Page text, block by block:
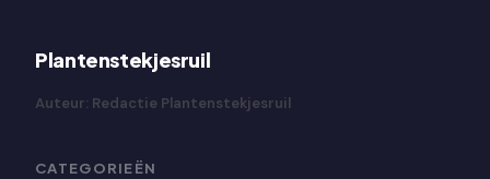
Plantenstekjesruil
Auteur: Redactie Plantenstekjesruil
CATEGORIEËN